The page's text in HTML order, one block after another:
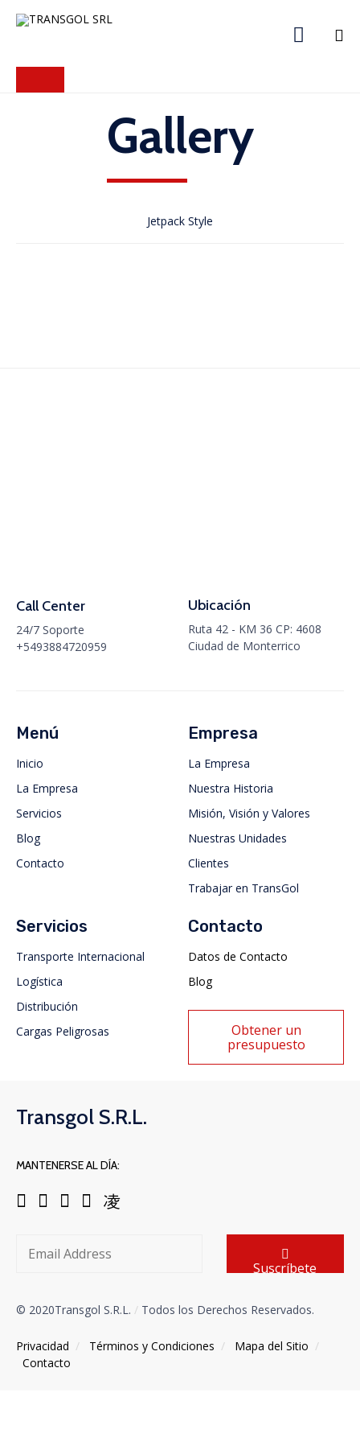

Gallery
Jetpack Style
Call Center
24/7 Soporte
+5493884720959
Ubicación
Ruta 42 - KM 36 CP: 4608
Ciudad de Monterrico
Menú
Inicio
La Empresa
Servicios
Blog
Contacto
Empresa
La Empresa
Nuestra Historia
Misión, Visión y Valores
Nuestras Unidades
Clientes
Trabajar en TransGol
Servicios
Transporte Internacional
Logística
Distribución
Cargas Peligrosas
Contacto
Datos de Contacto
Blog
Obtener un
presupuesto
Transgol S.R.L.
MANTENERSE AL DÍA:
Suscríbete
© 2020Transgol S.R.L. / Todos los Derechos Reservados.
Privacidad / Términos y Condiciones / Mapa del Sitio /
Contacto